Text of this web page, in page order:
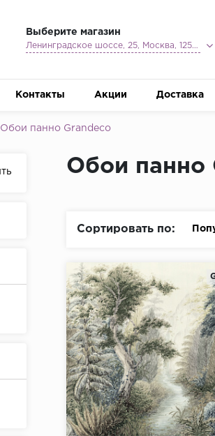
Выберите магазин
Ленинградское шоссе, 25, Москва, 125212
Контакты Акции Доставка
Обои панно Grandeco
Обои панно
Сортировать по: